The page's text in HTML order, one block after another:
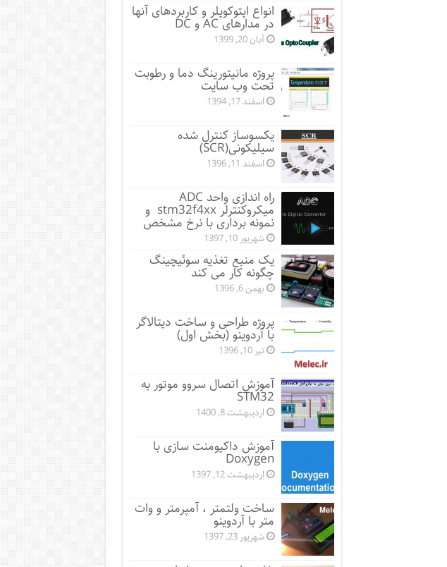
انواع اپتوکوپلر و کاربردهای آنها
در مدارهای AC و DC
آبان 20, 1399
پروژه مانيتورينگ دما و رطوبت
تحت وب سایت
اسفند 17, 1394
یکسوساز کنترل شده
سیلیکونی(SCR)
اسفند 11, 1396
راه اندازی واحد ADC
میکروکنترلر stm32f4xx و
نمونه برداری با نرخ مشخص
شهریور 10, 1397
یک منبع تغذیه سوئیچینگ
چگونه کار می کند
بهمن 6, 1396
پروژه طراحی و ساخت دیتالاگر
با آردوینو (بخش اول)
تیر 10, 1396
آموزش اتصال سروو موتور به
STM32
اردیبهشت 8, 1400
آموزش داکیومنت سازی با
Doxygen
اردیبهشت 12, 1397
ساخت ولتمتر ، آمپرمتر و وات
متر با آردوینو
شهریور 23, 1397